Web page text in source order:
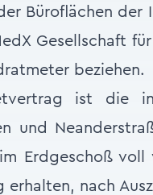
Büroflächen der
Gesellschaft
beziehen.
ist die
und
Erdgeschoß
erhalten, nach